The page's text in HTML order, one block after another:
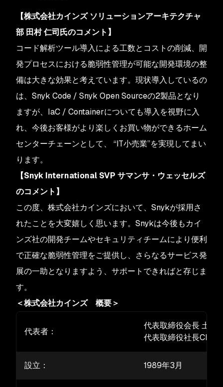
【株式会社カインズ ソリューションアーキテクチャ
部 田村 仁司氏のコメント】
コード解析ツール導入による工数とコストの削減、開
発プロセスにおける脆弱性管理が可能な開発環境の整
備は大きな効果と考えています。現状導入しているの
は、Snyk Code / Snyk Open Sourceの2製品となり
ますが、IaC / Containerについても導入を視野に入
れ、今後お客様がより楽しくお買い物ができるホーム
センターチェーンとして、 “IT小売業”を実現してまい
ります。
【Snyk International SVP サマンサ・ウェッセルズ
のコメント】
この度、株式会社カインズにおいて、Snykが採用さ
れたことを大変嬉しく思います。Snykは今後もカイ
ンズ社の開発チームやセキュリティチームにより便利
で正確な脆弱性管理をご提供し、さらなるサービス発
展の一助となりますよう、サポートできればと存じま
す。
＜株式会社カインズ 概要＞
代表者：
代表取締役会長 土屋
代表取締役社長CEO
設立： 1989年3月